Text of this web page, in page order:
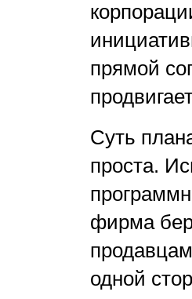
прямой
Суть
проста.
фирма
одной